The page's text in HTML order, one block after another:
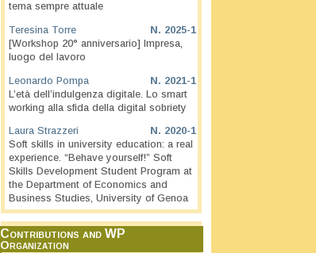
tema sempre attuale
N. 2025-1
Teresina Torre
[Workshop 20° anniversario] Impresa,
luogo del lavoro
N. 2021-1
Leonardo Pompa
L’età dell’indulgenza digitale. Lo smart
working alla sfida della digital sobriety
N. 2020-1
Laura Strazzeri
Soft skills in university education: a real
experience. “Behave yourself!” Soft
Skills Development Student Program at
the Department of Economics and
Business Studies, University of Genoa
Contributions and WP
Organization